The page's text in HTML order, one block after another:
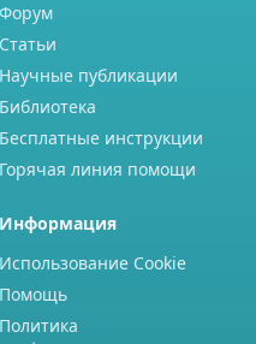
Форум
Статьи
Научные публикации
Библиотека
Бесплатные инструкции
Горячая линия помощи
Информация
Использование Cookie
Помощь
Политика